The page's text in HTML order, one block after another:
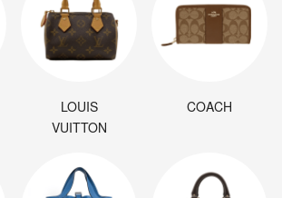
LOUIS
VUITTON
COACH